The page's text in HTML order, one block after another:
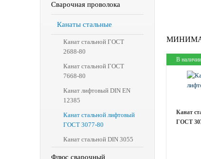
Сварочная проволока
Канаты стальные
Канат стальной ГОСТ
2688-80
Канат стальной ГОСТ
7668-80
Канат лифтовый DIN EN
12385
Канат стальной лифтовый
ГОСТ 3077-80
Канат стальной DIN 3055
Флюс сварочный
В наличии
Канат
ГОСТ